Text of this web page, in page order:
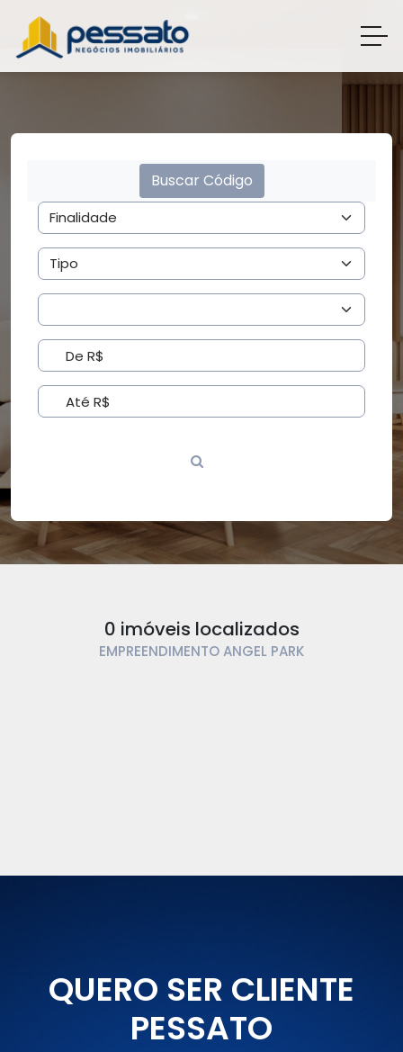
Buscar Código
0 imóveis localizados
EMPREENDIMENTO ANGEL PARK
QUERO SER CLIENTE
PESSATO